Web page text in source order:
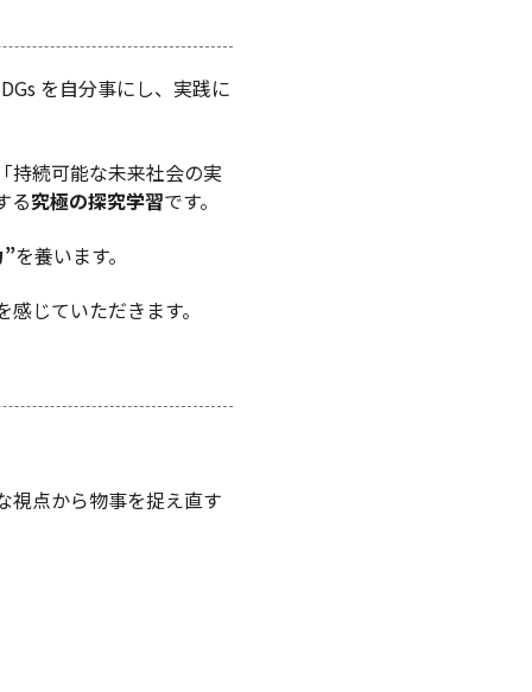
を自分事にし、実践に
持続可能な未来社会の実
る究極の探究学習です。
”を養います。
感じていただきます。
視点から物事を捉え直す